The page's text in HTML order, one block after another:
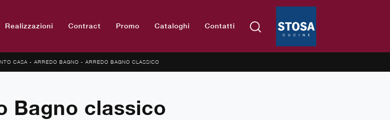
Realizzazioni Contract Promo Cataloghi Contatti
CASA - ARREDO BAGNO - ARREDO BAGNO CLASSICO
Bagno classico